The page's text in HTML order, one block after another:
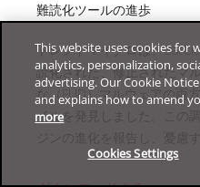
難読化ツールの進歩
トレンドマイクロは、
読化された、修正されたマ
な（FUD）マルウェアの両
イルを発見しました。この
ジンの進化を報告し、憂慮
This website uses cookies for
analytics, personalization,
advertising. Our Cookie
and explains how to amend
more
Cookies Settings